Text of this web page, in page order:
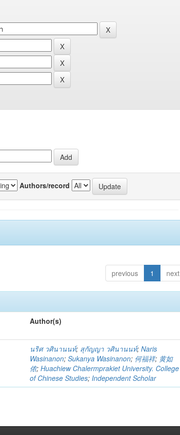
Authors/record
previous 1 next
Author(s)
นริศ วศินานนท์; สุกัญญา วศินานนท์;Naris
Wasinanon;Sukanya Wasinanon; 何福祥; 黄如
侬;Huachiew Chalermprakiet University. College
of Chinese Studies;Independent Scholar